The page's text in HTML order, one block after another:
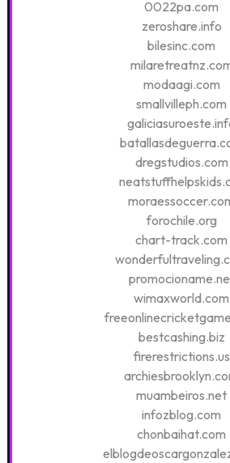
0022pa.com
zeroshare.info
bilesinc.com
modaagi.com
smallvilleph.com
dregstudios.com
forochile.org
chart-track.com
wimaxworld.com
bestcashing.biz
firerestrictions.us
muambeiros.net
infozblog.com
chonbaihat.com